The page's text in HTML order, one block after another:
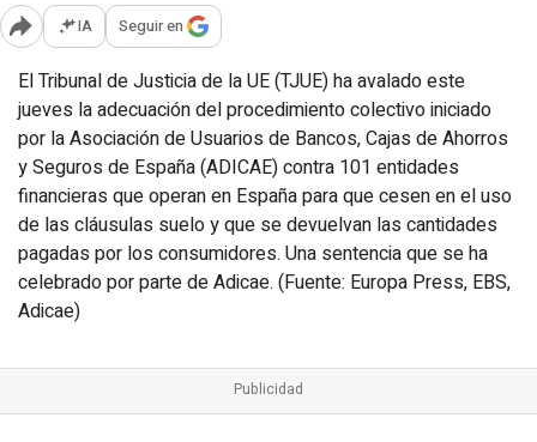
Abrir opciones para compartir
IA Seguir en
El Tribunal de Justicia de la UE (TJUE) ha avalado este
jueves la adecuación del procedimiento colectivo iniciado
por la Asociación de Usuarios de Bancos, Cajas de Ahorros
y Seguros de España (ADICAE) contra 101 entidades
financieras que operan en España para que cesen en el uso
de las cláusulas suelo y que se devuelvan las cantidades
pagadas por los consumidores. Una sentencia que se ha
celebrado por parte de Adicae. (Fuente: Europa Press, EBS,
Adicae)